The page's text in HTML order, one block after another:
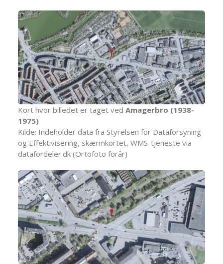
Kort hvor billedet er taget ved Amagerbro (1938-
1975)
Kilde: Indeholder data fra Styrelsen for Dataforsyning
og Effektivisering, skærmkortet, WMS-tjeneste via
datafordeler.dk (Ortofoto forår)